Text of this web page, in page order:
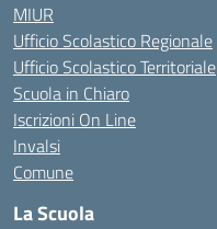
MIUR
Ufficio Scolastico Regionale
Ufficio Scolastico Territoriale
Scuola in Chiaro
Iscrizioni On Line
Invalsi
Comune
La Scuola